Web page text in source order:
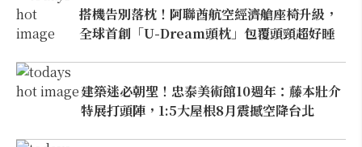
搭機告別落枕！阿聯酋航空經濟艙座椅升級，
全球首創「U-Dream頭枕」包覆頭頸超好睡
建築迷必朝聖！忠泰美術館10週年：藤本壯介
特展打頭陣，1:5大屋根8月震撼空降台北